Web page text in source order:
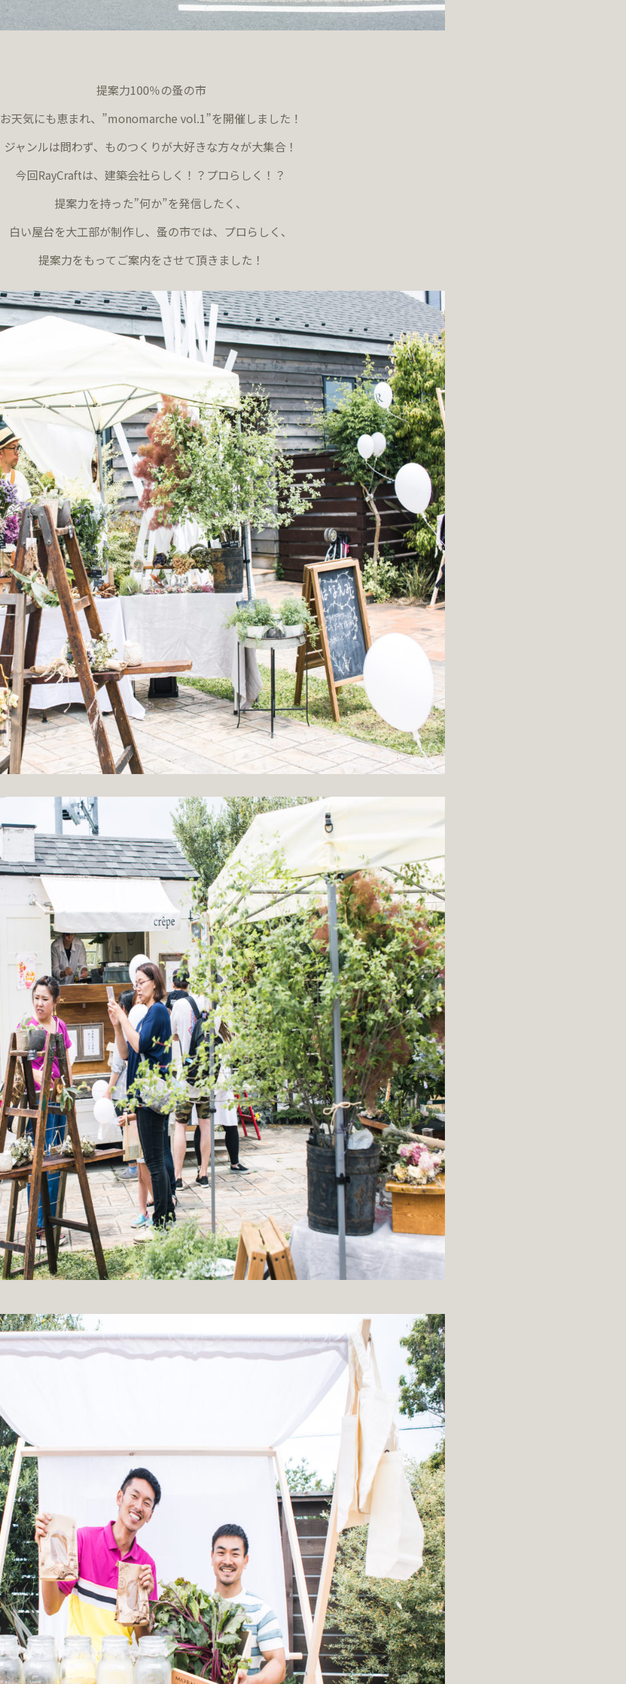
提案力100％の蚤の市
お天気にも恵まれ、”monomarche vol.1”を開催しました！
ジャンルは問わず、ものつくりが大好きな方々が大集合！
今回RayCraftは、建築会社らしく！？プロらしく！？
提案力を持った”何か”を発信したく、
白い屋台を大工部が制作し、蚤の市では、プロらしく、
提案力をもってご案内をさせて頂きました！